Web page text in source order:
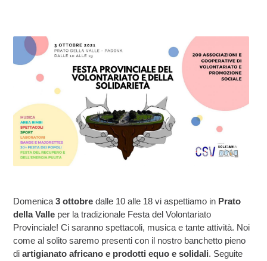
Domenica3 ottobre dalle 10 alle 18 vi aspettiamo in Prato
della Valle per la tradizionale Festa del Volontariato
Provinciale! Ci saranno spettacoli, musica e tante attività. Noi
come al solito saremo presenti con il nostro banchetto pieno
diartigianato africano e prodotti equo e solidali. Seguite